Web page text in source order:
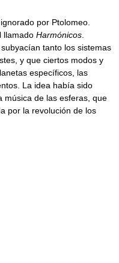
por Ptolomeo.
llamado Harmónicos
tanto los sistemas
y que ciertos modos y
específicos, las
La idea había sido
música de las esferas, que
por la revolución de los